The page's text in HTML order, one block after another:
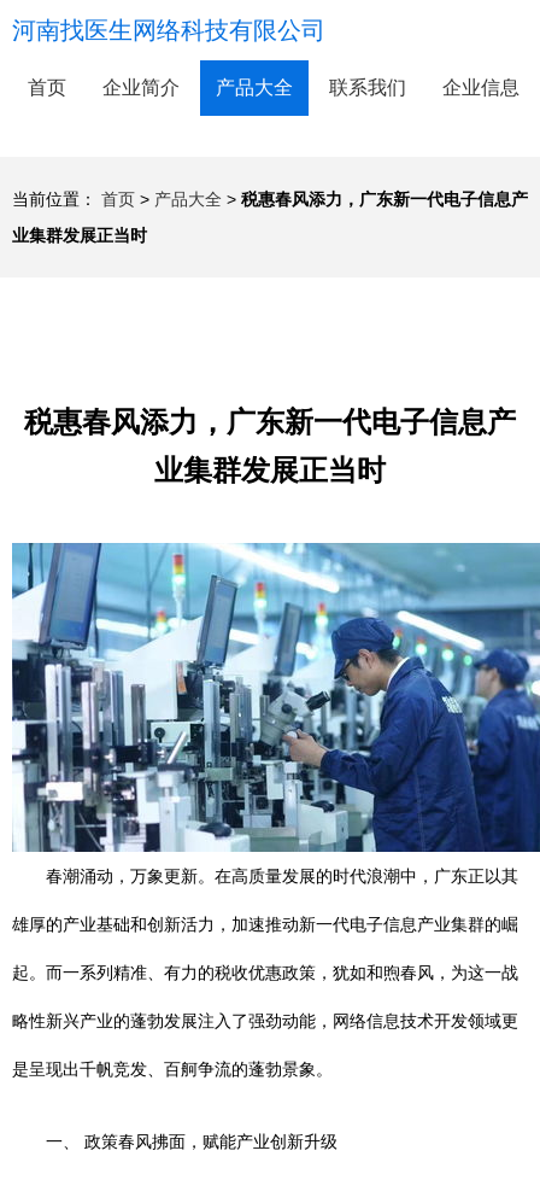
河南找医生网络科技有限公司
首页 企业简介 产品大全 联系我们 企业信息
当前位置： 首页 > 产品大全 > 税惠春风添力，广东新一代电子信息产
业集群发展正当时
税惠春风添力，广东新一代电子信息产
业集群发展正当时
春潮涌动，万象更新。在高质量发展的时代浪潮中，广东正以其
雄厚的产业基础和创新活力，加速推动新一代电子信息产业集群的崛
起。而一系列精准、有力的税收优惠政策，犹如和煦春风，为这一战
略性新兴产业的蓬勃发展注入了强劲动能，网络信息技术开发领域更
是呈现出千帆竞发、百舸争流的蓬勃景象。
一、 政策春风拂面，赋能产业创新升级